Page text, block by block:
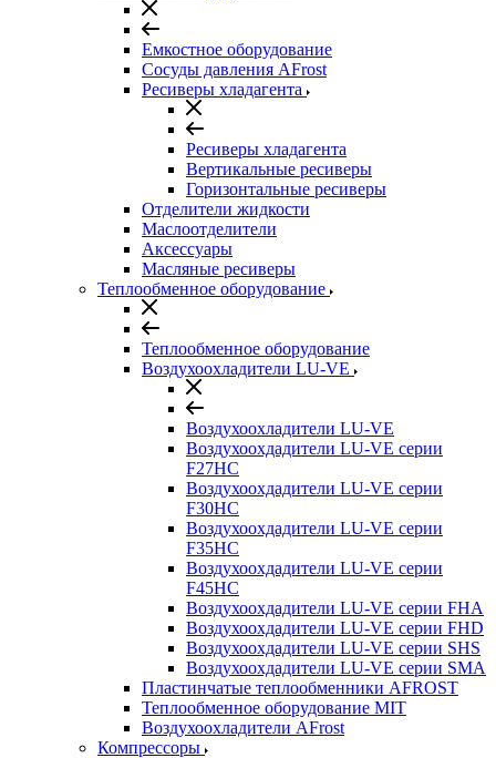
Емкостное оборудование
Сосуды давления AFrost
Ресиверы хладагента
Ресиверы хладагента
Вертикальные ресиверы
Горизонтальные ресиверы
Отделители жидкости
Маслоотделители
Аксессуары
Масляные ресиверы
Теплообменное оборудование
Теплообменное оборудование
Воздухоохладители LU-VE
Воздухоохладители LU-VE
Воздухоохдадители LU-VE серии
F27HC
Воздухоохдадители LU-VE серии
F30HC
Воздухоохдадители LU-VE серии
F35HC
Воздухоохдадители LU-VE серии
F45HC
Воздухоохдадители LU-VE серии FHA
Воздухоохдадители LU-VE серии FHD
Воздухоохдадители LU-VE серии SHS
Воздухоохдадители LU-VE серии SMA
Пластинчатые теплообменники AFROST
Теплообменное оборудование MIT
Воздухоохладители AFrost
Компрессоры